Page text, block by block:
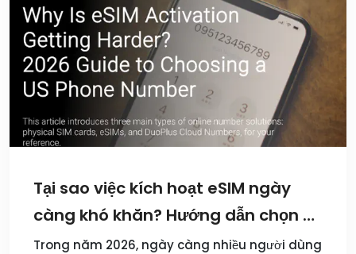
Tại sao việc kích hoạt eSIM ngày
càng khó khăn? Hướng dẫn chọn số
điện thoại Mỹ năm 2026
Trong năm 2026, ngày càng nhiều người dùng